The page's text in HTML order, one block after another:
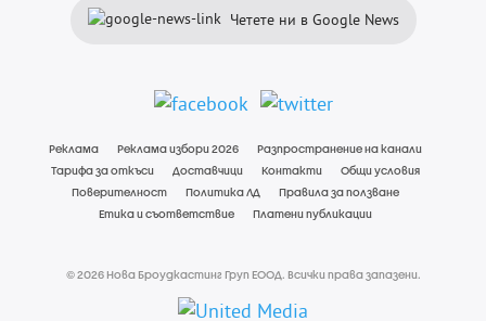
Четете ни в Google News
Реклама Реклама избори 2026
Разпространение на канали
Тарифа за откъси
Доставчици Контакти
Общи условия
Поверителност
Политика ЛД
Правила за ползване
Етика и съответствие
Платени публикации
© 2026 Нова Броудкастинг Груп ЕООД. Всички права запазени.